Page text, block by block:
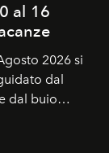
al 16
2026 si
dal
dal buio